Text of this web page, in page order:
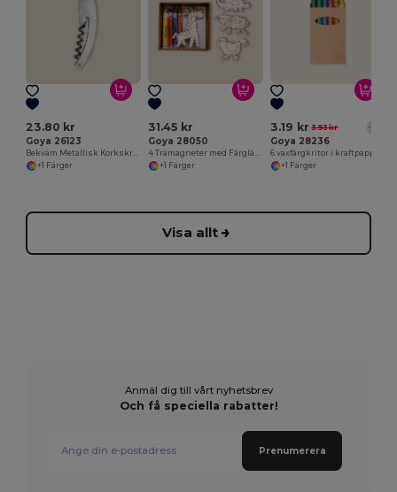
23.80 kr
Goya 26123
+1 Färger
31.45 kr
Goya 28050
+1 Färger
3.19 kr 3.93 kr -19%
Goya 28236
+1 Färger
Visa allt
Anmäl dig till vårt nyhetsbrev
Och få speciella rabatter!
Prenumerera